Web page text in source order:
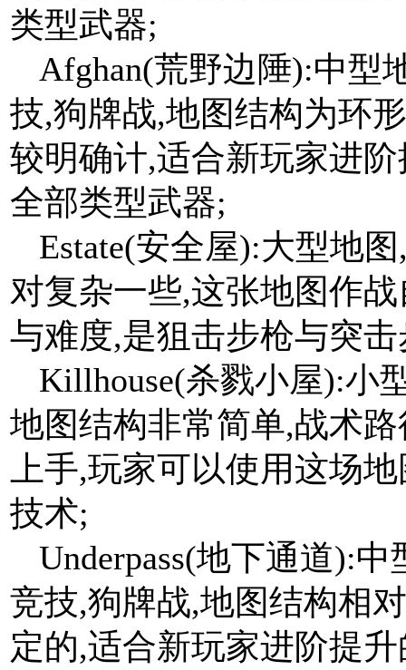
类型武器;
Afghan(荒野边陲):中型
技,狗牌战,地图结构为环
较明确计,适合新玩家进
全部类型武器;
Estate(安全屋):大型地
对复杂一些,这张地图作
与难度,是狙击步枪与突
Killhouse(杀戮小屋):小
地图结构非常简单,战术
上手,玩家可以使用这场
技术;
Underpass(地下通道):
竞技,狗牌战,地图结构相
定的,适合新玩家进阶提